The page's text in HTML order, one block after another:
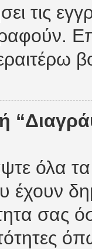
τις
όλα
έχουν
σας